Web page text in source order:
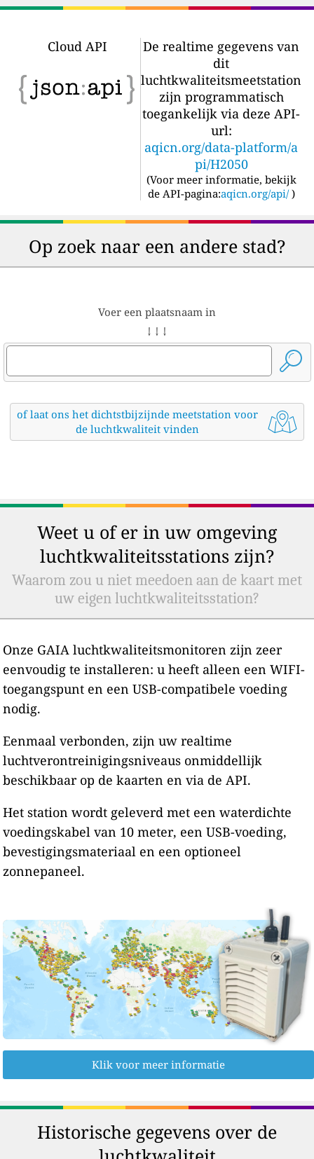
Cloud API
De realtime gegevens van
dit
luchtkwaliteitsmeetstation
zijn programmatisch
toegankelijk via deze API-
url:
aqicn.org/data-platform/a
pi/H2050
(Voor meer informatie, bekijk
de API-pagina:aqicn.org/api/ )
Op zoek naar een andere stad?
Voer een plaatsnaam in
↓ ↓ ↓
of laat ons het dichtstbijzijnde meetstation voor
de luchtkwaliteit vinden
Weet u of er in uw omgeving
luchtkwaliteitsstations zijn?
Waarom zou u niet meedoen aan de kaart met
uw eigen luchtkwaliteitsstation?
Onze GAIA luchtkwaliteitsmonitoren zijn zeer
eenvoudig te installeren: u heeft alleen een WIFI-
toegangspunt en een USB-compatibele voeding
nodig.
Eenmaal verbonden, zijn uw realtime
luchtverontreinigingsniveaus onmiddellijk
beschikbaar op de kaarten en via de API.
Het station wordt geleverd met een waterdichte
voedingskabel van 10 meter, een USB-voeding,
bevestigingsmateriaal en een optioneel
zonnepaneel.
Klik voor meer informatie
Historische gegevens over de